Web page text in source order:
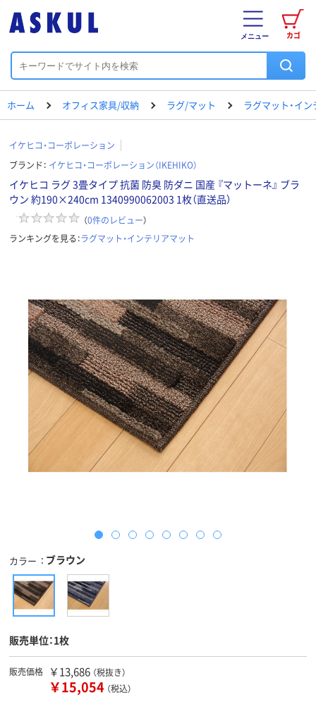
カゴ
メニュー
ホーム オフィス家具/収納 ラグ/マット ラグマット・イ
イケヒコ・コーポレーション
ブランド： イケヒコ・コーポレーション（IKEHIKO）
イケヒコ ラグ 3畳タイプ 抗菌 防臭 防ダニ 国産 『マットーネ』 ブラ
ウン 約190×240cm 1340990062003 1枚（直送品）
（0件のレビュー）
ランキングを見る：ラグマット・インテリアマット
カラー ブラウン
販売単位：1枚
販売価格 ￥13,686 （税抜き）
￥15,054 （税込）